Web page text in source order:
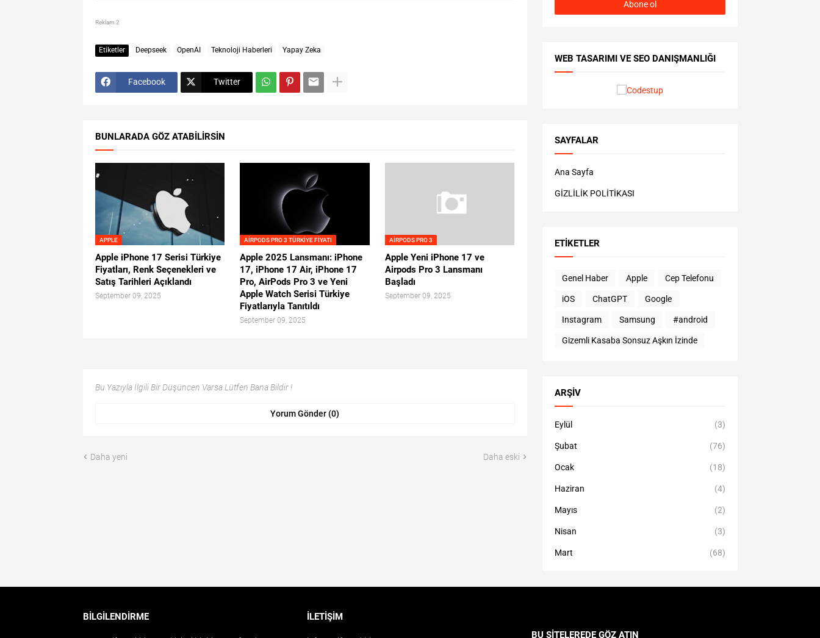
Reklam 2
Etiketler Deepseek OpenAI Teknoloji Haberleri Yapay Zeka
Facebook Twitter
BUNLARADA GÖZ ATABILIRSIN
APPLE
Apple iPhone 17 Serisi Türkiye
Fiyatları, Renk Seçenekleri ve
Satış Tarihleri Açıklandı
September 09, 2025
AIRPODS PRO 3 TÜRKIYE FIYATI
Apple 2025 Lansmanı: iPhone
17, iPhone 17 Air, iPhone 17
Pro, AirPods Pro 3 ve Yeni
Apple Watch Serisi Türkiye
Fiyatlarıyla Tanıtıldı
September 09, 2025
AIRPODS PRO 3
Apple Yeni iPhone 17 ve
Airpods Pro 3 Lansmanı
Başladı
September 09, 2025
Bu Yazıyla İlgili Bir Düşüncen Varsa Lütfen Bana Bildir !
Yorum Gönder (0)
Daha yeni Daha eski
WEB TASARIMI VE SEO DANIŞMANLIĞI
SAYFALAR
Ana Sayfa
GİZLİLİK POLİTİKASI
ETIKETLER
Genel Haber Apple Cep Telefonu
iOS ChatGPT Google
Instagram Samsung #android
Gizemli Kasaba Sonsuz Aşkın İzinde
ARŞIV
Eylül (3)
Şubat (76)
Ocak (18)
Haziran (4)
Mayıs (2)
Nisan (3)
Mart (68)
BILGILENDIRME İLETIŞIM
BU SITELEREDE GÖZ ATIN